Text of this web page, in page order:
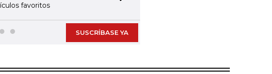
favoritos
SUSCRÍBASE YA